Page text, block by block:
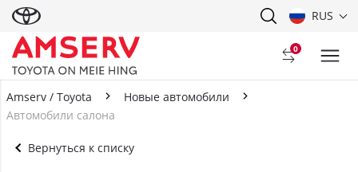
RUS
0
Amserv / Toyota
Новые автомобили
Автомобили салона
Вернуться к списку